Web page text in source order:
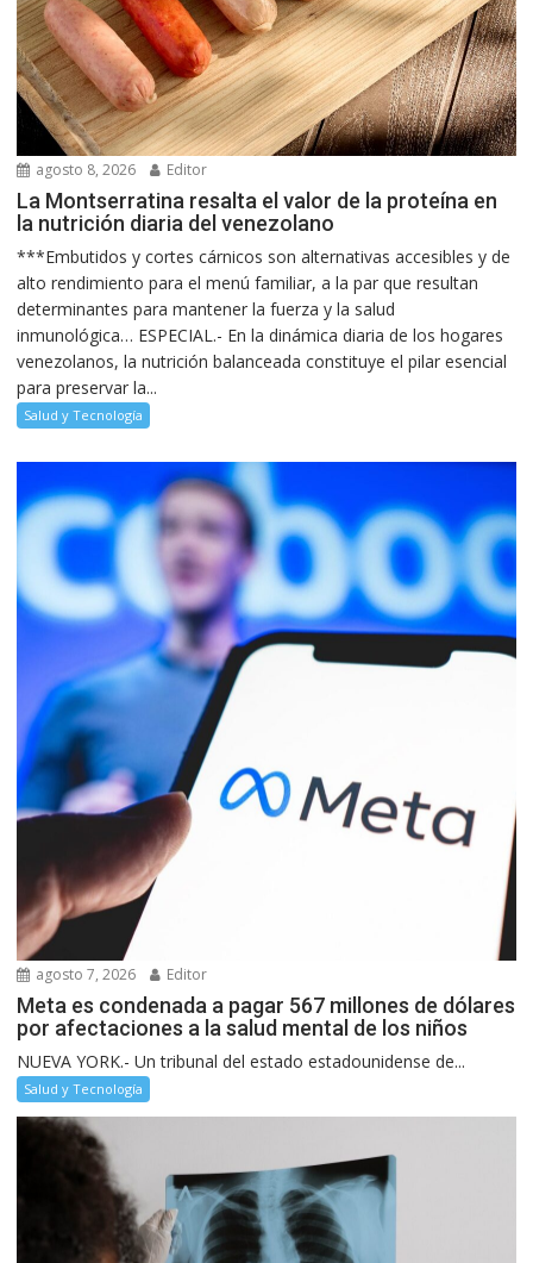
agosto 8, 2026 Editor
La Montserratina resalta el valor de la proteína en
la nutrición diaria del venezolano
***Embutidos y cortes cárnicos son alternativas accesibles y de
alto rendimiento para el menú familiar, a la par que resultan
determinantes para mantener la fuerza y la salud
inmunológica… ESPECIAL.- En la dinámica diaria de los hogares
venezolanos, la nutrición balanceada constituye el pilar esencial
para preservar la...
Salud y Tecnología
agosto 7, 2026 Editor
Meta es condenada a pagar 567 millones de dólares
por afectaciones a la salud mental de los niños
NUEVA YORK.- Un tribunal del estado estadounidense de...
Salud y Tecnología